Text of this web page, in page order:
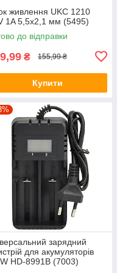
живлення UKC 1210
1A 5,5x2,1 мм (5495)
до відправки
₴ 155,99 ₴
Купити
зарядний
для акумуляторів
HD-8991B (7003)